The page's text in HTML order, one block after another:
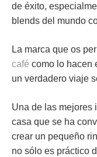
de éxito,
blends del mundo
La marca que os
café como lo hacen
un verdadero viaje
Una de las mejores
casa que se ha
crear un pequeño
no sólo es práctico